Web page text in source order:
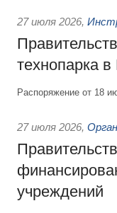
27 июля 2026,
технопарка
Распоряжение от 18
27 июля 2026,
учреждений